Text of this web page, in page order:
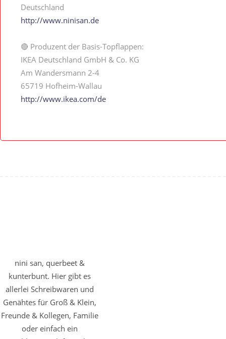
Deutschland
http://www.ninisan.de
🔴 Produzent der Basis-Topflappen:
IKEA Deutschland GmbH & Co. KG
Am Wandersmann 2-4
65719 Hofheim-Wallau
http://www.ikea.com/de
nini san, querbeet &
kunterbunt. Hier gibt es
allerlei Schreibwaren und
Genähtes für Groß & Klein,
Freunde & Kollegen, Familie
oder einfach ein